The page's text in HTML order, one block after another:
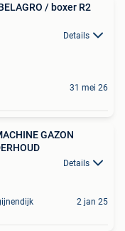
/ boxer R2
Details
31 mei 26
ONDERHOUD
Details
2 jan 25